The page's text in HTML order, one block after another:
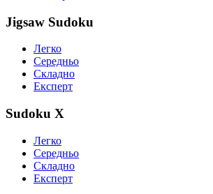
Jigsaw Sudoku
Легко
Середньо
Складно
Експерт
Sudoku X
Легко
Середньо
Складно
Експерт